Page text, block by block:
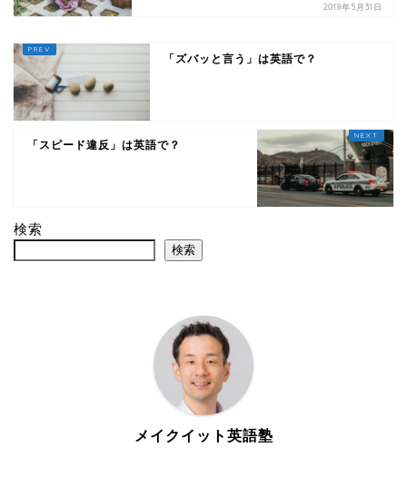
2018年5月31日
「ズバッと言う」は英語で？
「スピード違反」は英語で？
検索
検索
メイクイット英語塾